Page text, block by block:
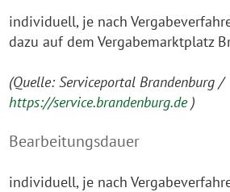
individuell, je nach
dazu auf dem Vergabemarktplatz
(Quelle: Serviceportal Brandenburg /
https://service.brandenburg.de)
Bearbeitungsdauer
individuell, je nach